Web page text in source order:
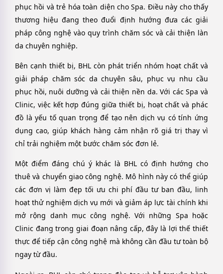
phục hồi và trẻ hóa toàn diện cho Spa. Điều này cho thấy
thương hiệu đang theo đuổi định hướng đưa các giải
pháp công nghệ vào quy trình chăm sóc và cải thiện làn
da chuyên nghiệp.
Bên cạnh thiết bị, BHL còn phát triển nhóm hoạt chất và
giải pháp chăm sóc da chuyên sâu, phục vụ nhu cầu
phục hồi, nuôi dưỡng và cải thiện nền da. Với các Spa và
Clinic, việc kết hợp đúng giữa thiết bị, hoạt chất và phác
đồ là yếu tố quan trọng để tạo nên dịch vụ có tính ứng
dụng cao, giúp khách hàng cảm nhận rõ giá trị thay vì
chỉ trải nghiệm một bước chăm sóc đơn lẻ.
Một điểm đáng chú ý khác là BHL có định hướng cho
thuê và chuyển giao công nghệ. Mô hình này có thể giúp
các đơn vị làm đẹp tối ưu chi phí đầu tư ban đầu, linh
hoạt thử nghiệm dịch vụ mới và giảm áp lực tài chính khi
mở rộng danh mục công nghệ. Với những Spa hoặc
Clinic đang trong giai đoạn nâng cấp, đây là lợi thế thiết
thực để tiếp cận công nghệ mà không cần đầu tư toàn bộ
ngay từ đầu.